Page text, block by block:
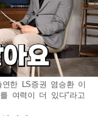
한 LS증권 염승환 이
여력이 더 있다"라고